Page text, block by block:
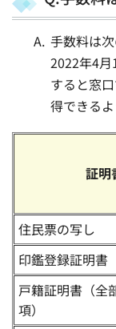
手数料は次
2022年4
すると窓
得できるよ
証明
住民票の写し
印鑑登録証明書
戸籍証明書（全
項）